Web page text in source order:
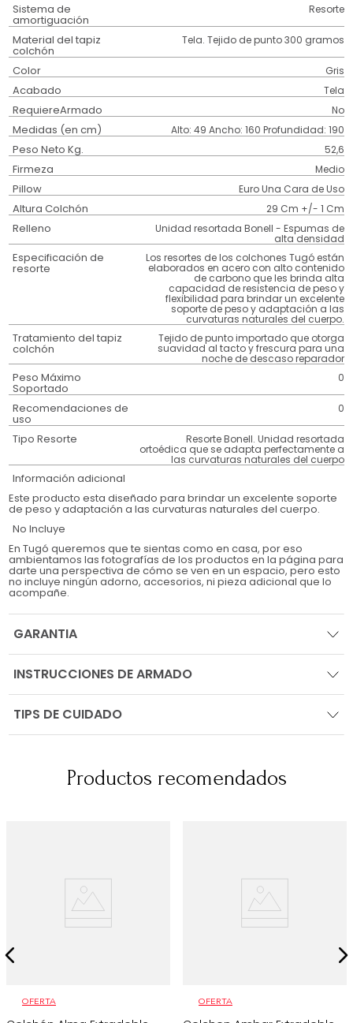
Sistema de
amortiguación
Resorte
Material del tapiz
colchón
Tela. Tejido de punto 300 gramos
Color Gris
Acabado Tela
RequiereArmado No
Medidas (en cm) Alto: 49 Ancho: 160 Profundidad: 190
Peso Neto Kg. 52,6
Firmeza Medio
Pillow Euro Una Cara de Uso
Altura Colchón 29 Cm +/- 1 Cm
Relleno Unidad resortada Bonell - Espumas de
alta densidad
Especificación de
resorte
Los resortes de los colchones Tugó están
elaborados en acero con alto contenido
de carbono que les brinda alta
capacidad de resistencia de peso y
flexibilidad para brindar un excelente
soporte de peso y adaptación a las
curvaturas naturales del cuerpo.
Tratamiento del tapiz
colchón
Tejido de punto importado que otorga
suavidad al tacto y frescura para una
noche de descaso reparador
Peso Máximo
Soportado
0
Recomendaciones de
uso
0
Tipo Resorte Resorte Bonell. Unidad resortada
ortoédica que se adapta perfectamente a
las curvaturas naturales del cuerpo
Información adicional
Este producto esta diseñado para brindar un excelente soporte
de peso y adaptación a las curvaturas naturales del cuerpo.
No Incluye
En Tugó queremos que te sientas como en casa, por eso
ambientamos las fotografías de los productos en la página para
darte una perspectiva de cómo se ven en un espacio, pero esto
no incluye ningún adorno, accesorios, ni pieza adicional que lo
acompañe.
GARANTIA
INSTRUCCIONES DE ARMADO
TIPS DE CUIDADO
Productos recomendados
OFERTA OFERTA